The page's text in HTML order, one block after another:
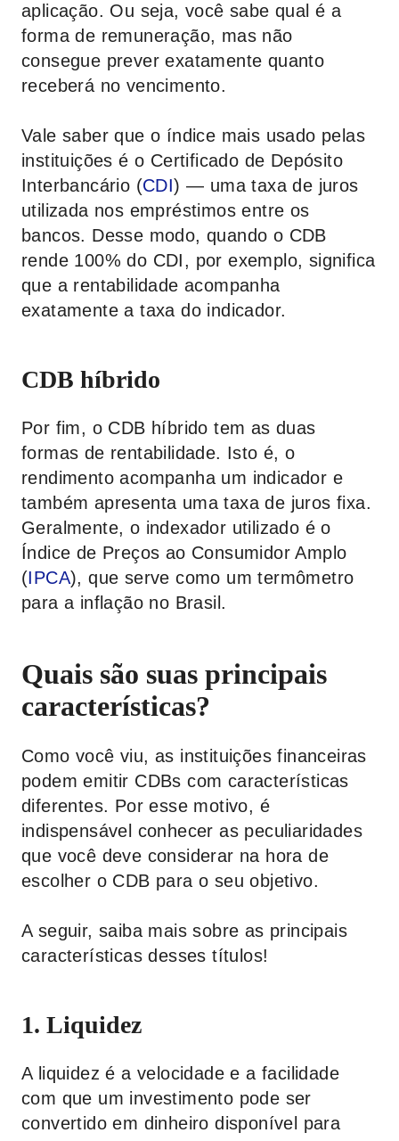
aplicação. Ou seja, você sabe qual é a
forma de remuneração, mas não
consegue prever exatamente quanto
receberá no vencimento.
Vale saber que o índice mais usado pelas
instituições é o Certificado de Depósito
Interbancário (CDI) — uma taxa de juros
utilizada nos empréstimos entre os
bancos. Desse modo, quando o CDB
rende 100% do CDI, por exemplo, significa
que a rentabilidade acompanha
exatamente a taxa do indicador.
CDB híbrido
Por fim, o CDB híbrido tem as duas
formas de rentabilidade. Isto é, o
rendimento acompanha um indicador e
também apresenta uma taxa de juros fixa.
Geralmente, o indexador utilizado é o
Índice de Preços ao Consumidor Amplo
(IPCA), que serve como um termômetro
para a inflação no Brasil.
Quais são suas principais
características?
Como você viu, as instituições financeiras
podem emitir CDBs com características
diferentes. Por esse motivo, é
indispensável conhecer as peculiaridades
que você deve considerar na hora de
escolher o CDB para o seu objetivo.
A seguir, saiba mais sobre as principais
características desses títulos!
1. Liquidez
A liquidez é a velocidade e a facilidade
com que um investimento pode ser
convertido em dinheiro disponível para